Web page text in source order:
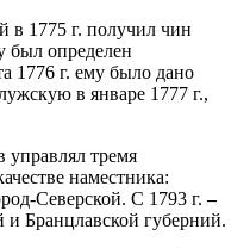
в 1775 г. получил чин
был определен
1776 г. ему было дано
в январе 1777 г.,
управлял тремя
наместника:
Северской. С 1793 г.–
Бранцлавской губерний.